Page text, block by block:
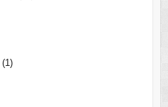
(1)